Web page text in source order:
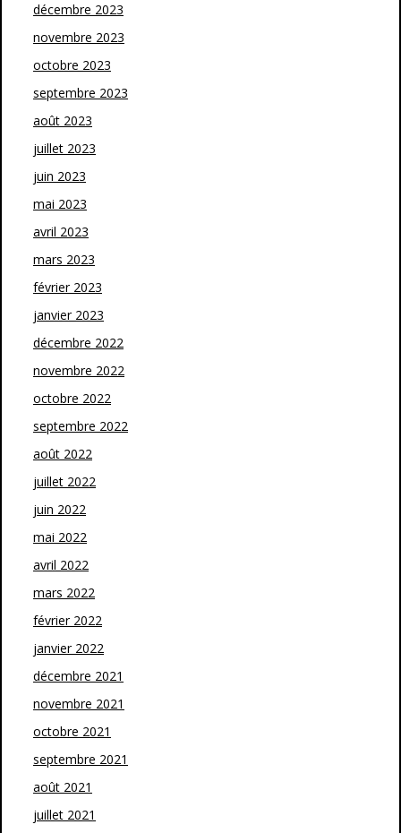
décembre 2023
novembre 2023
octobre 2023
septembre 2023
août 2023
juillet 2023
juin 2023
mai 2023
avril 2023
mars 2023
février 2023
janvier 2023
décembre 2022
novembre 2022
octobre 2022
septembre 2022
août 2022
juillet 2022
juin 2022
mai 2022
avril 2022
mars 2022
février 2022
janvier 2022
décembre 2021
novembre 2021
octobre 2021
septembre 2021
août 2021
juillet 2021